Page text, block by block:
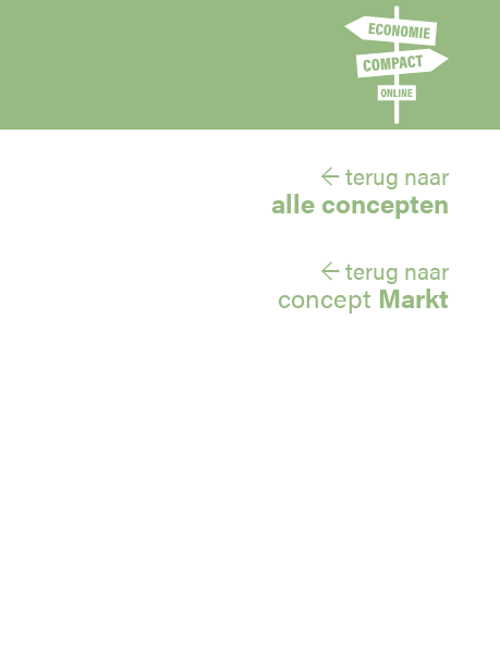
← terug naar
alle concepten
← terug naar
concept Markt